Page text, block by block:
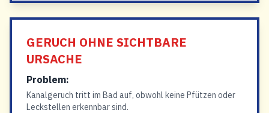
GERUCH OHNE SICHTBARE
URSACHE
Problem:
Kanalgeruch tritt im Bad auf, obwohl keine Pfützen oder
Leckstellen erkennbar sind.